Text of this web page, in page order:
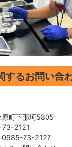
するお問い合
原町下那珂5805
73-2121
0985-73-2127